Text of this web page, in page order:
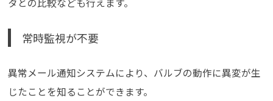
タとの比較なども行えます。
常時監視が不要
異常メール通知システムにより、バルブの動作に異変が生
じたことを知ることができます。